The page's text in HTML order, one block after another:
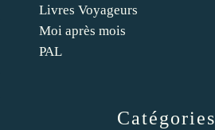
Catégories
Livres Voyageurs
Moi après mois
PAL